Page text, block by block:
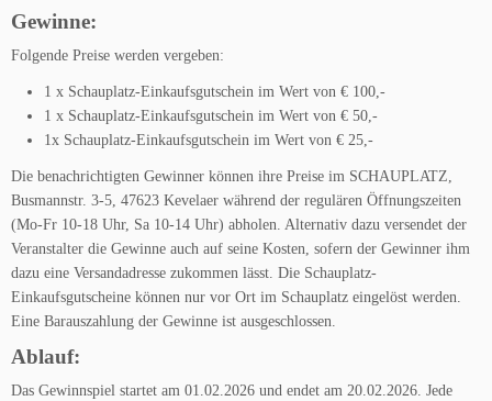
Gewinne:
Folgende Preise werden vergeben:
1 x Schauplatz-Einkaufsgutschein im Wert von € 100,-
1 x Schauplatz-Einkaufsgutschein im Wert von € 50,-
1x Schauplatz-Einkaufsgutschein im Wert von € 25,-
Die benachrichtigten Gewinner können ihre Preise im SCHAUPLATZ,
Busmannstr. 3-5, 47623 Kevelaer während der regulären Öffnungszeiten
(Mo-Fr 10-18 Uhr, Sa 10-14 Uhr) abholen. Alternativ dazu versendet der
Veranstalter die Gewinne auch auf seine Kosten, sofern der Gewinner ihm
dazu eine Versandadresse zukommen lässt. Die Schauplatz-
Einkaufsgutscheine können nur vor Ort im Schauplatz eingelöst werden.
Eine Barauszahlung der Gewinne ist ausgeschlossen.
Ablauf:
Das Gewinnspiel startet am 01.02.2026 und endet am 20.02.2026. Jede